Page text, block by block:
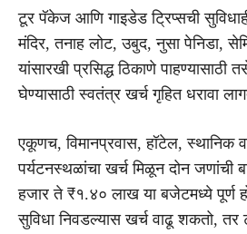
टूर पॅकेज आणि गाइडेड ट्रिप्सची
मंदिर, तनाह लोट, उबुद, नुसा पेनिडा,
यांसारखी प्रसिद्ध ठिकाणे पाहण्यासाठी
घेण्यासाठी स्वतंत्र खर्च गृहित धरावा
एकूणच, विमानप्रवास, हॉटेल,
पर्यटनस्थळांचा खर्च मिळून दोन जणांची
हजार ते ₹१.४० लाख या बजेटमध्ये पूर्ण
सुविधा निवडल्यास खर्च वाढू शकतो,